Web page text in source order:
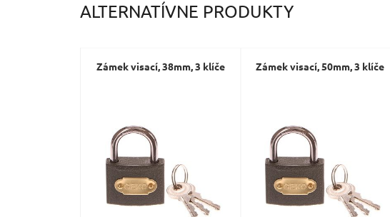
ALTERNATÍVNE PRODUKTY
Zámek visací, 38mm, 3 klíče Zámek visací, 50mm, 3 klíče